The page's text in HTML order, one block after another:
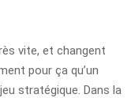
vite, et changent
pour ça qu’un
stratégique. Dans la